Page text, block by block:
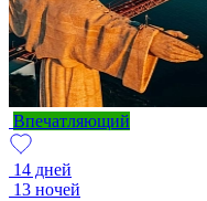
Впечатляющий
14 дней
13 ночей